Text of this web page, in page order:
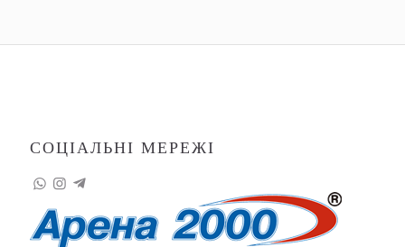
СОЦІАЛЬНІ МЕРЕЖІ